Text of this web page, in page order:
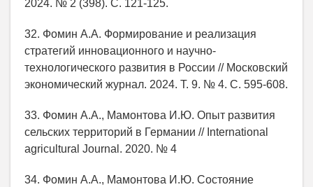
2024. № 2 (398). С. 121-125.
32. Фомин А.А. Формирование и реализация
стратегий инновационного и научно-
технологического развития в России // Московский
экономический журнал. 2024. Т. 9. № 4. С. 595-608.
33. Фомин А.А., Мамонтова И.Ю. Опыт развития
сельских территорий в Германии // International
agricultural Journal. 2020. № 4
34. Фомин А.А., Мамонтова И.Ю. Состояние